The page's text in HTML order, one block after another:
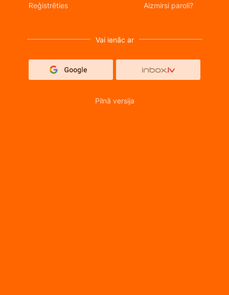
Reģistrēties Aizmirsi paroli?
Vai ienāc ar
Pilnā versija